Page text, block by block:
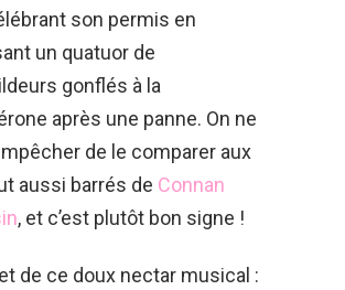
son permis en
un quatuor de
gonflés à la
après une panne. On ne
de le comparer aux
aussi barrés de Connan
, et c’est plutôt bon signe !
de ce doux nectar musical :